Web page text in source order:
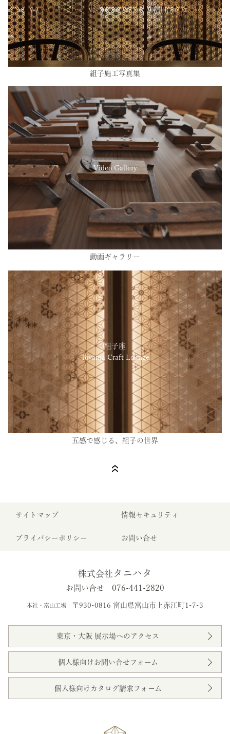
組子施工写真集
Video Gallery
動画ギャラリー
組子座
Toyama Craft Lounge
五感で感じる、組子の世界
サイトマップ 情報セキュリティ
プライバシーポリシー お問い合せ
株式会社 タニハタ
お問い合せ 076-441-2820
本社・富山工場 〒930-0816 富山県富山市上赤江町1-7-3
東京・大阪 展示場へのアクセス
個人様向けお問い合せフォーム
個人様向けカタログ請求フォーム